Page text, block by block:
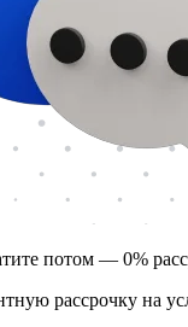
потом — 0%
рассрочку на